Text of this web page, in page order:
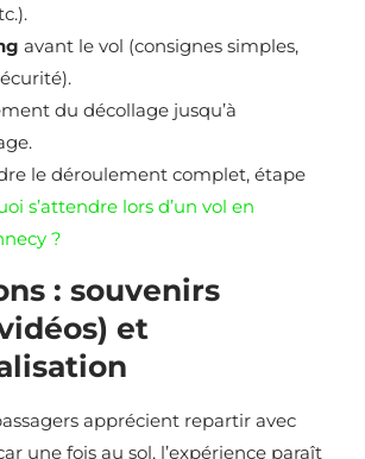
avant le vol (consignes simples,
du décollage jusqu’à
le déroulement complet, étape
s’attendre lors d’un vol en
?
: souvenirs
et
apprécient repartir avec
une fois au sol, l’expérience paraît